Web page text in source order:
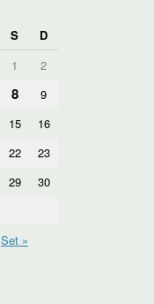
S
D
1
2
8
9
15
16
22
23
29
30
Set »